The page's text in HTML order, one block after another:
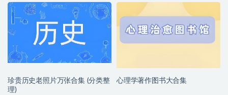
珍贵历史老照片万张合集 (分类整
理)
心理学著作图书大合集